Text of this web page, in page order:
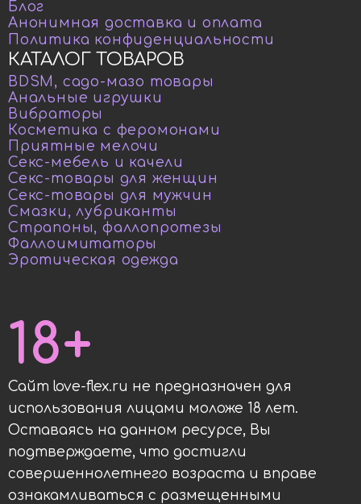
КАТАЛОГ ТОВАРОВ
BDSM, садо-мазо товары
Анальные игрушки
Вибраторы
Косметика с феромонами
Приятные мелочи
Секс-мебель и качели
Секс-товары для женщин
Секс-товары для мужчин
Смазки, лубриканты
Страпоны, фаллопротезы
Фаллоимитаторы
Эротическая одежда
Блог
Анонимная доставка и оплата
Политика конфиденциальности
Сайт love-flex.ru не предназначен для
использования лицами моложе 18 лет.
Оставаясь на данном ресурсе, Вы
подтверждаете, что достигли
совершеннолетнего возраста и вправе
ознакамливаться с размещенными
18+